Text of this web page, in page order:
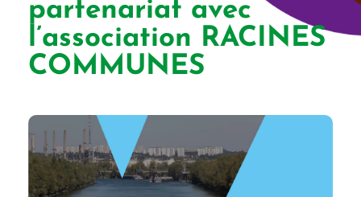
partenariat avec
l’association RACINES
COMMUNES